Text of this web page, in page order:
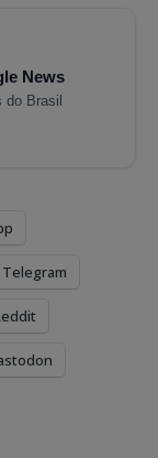
News
do Brasil
Telegram